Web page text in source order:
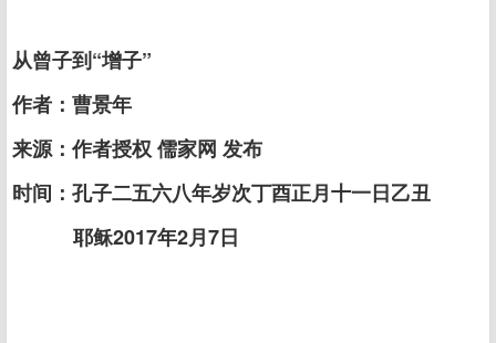
从曾子到“增子”
作者：曹景年
来源：作者授权 儒家网 发布
时间：孔子二五六八年岁次丁酉正月十一日乙丑
耶稣2017年2月7日